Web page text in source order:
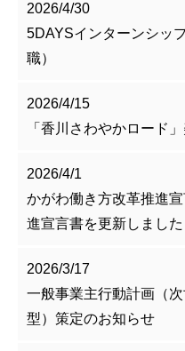
2026/4/30
5DAYSインターンシッ
職）
2026/4/15
「香川さわやかロード
2026/4/1
かがわ働き方改革推進
進宣言書を更新しました
2026/3/17
一般事業主行動計画（
型）策定のお知らせ